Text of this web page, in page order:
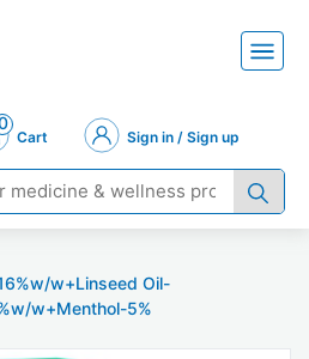
Cart Sign in / Sign up
w+Linseed Oil-
w+Menthol-5%